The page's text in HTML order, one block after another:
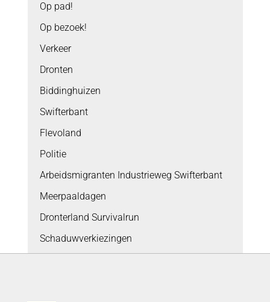
Op pad!
Op bezoek!
Verkeer
Dronten
Biddinghuizen
Swifterbant
Flevoland
Politie
Arbeidsmigranten Industrieweg Swifterbant
Meerpaaldagen
Dronterland Survivalrun
Schaduwverkiezingen